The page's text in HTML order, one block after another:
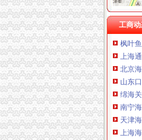
工商
海关
【广
枫叶
上海
北京
山东
绵海
南宁
天津
上海
无纸